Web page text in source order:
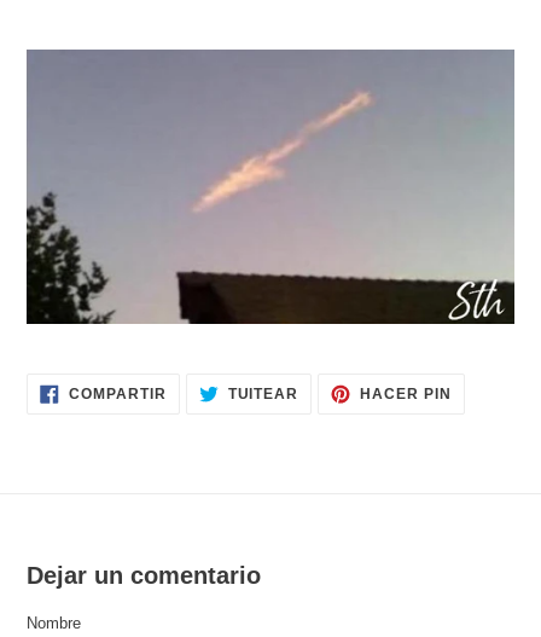
COMPARTIR COMPARTIRTUITEAR TUITEARHACER PIN
Dejar un comentario
Nombre